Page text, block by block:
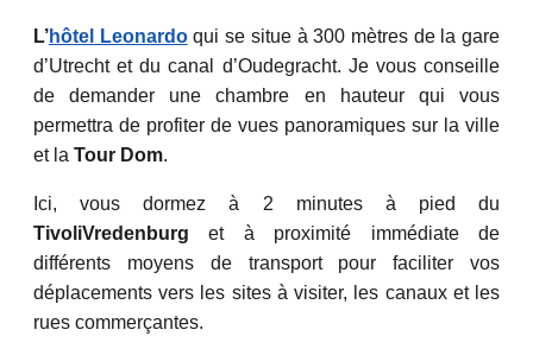
L’hôtel Leonardoqui se situe à 300 mètres de la gare
d’Utrecht et du canal d’Oudegracht. Je vous conseille
de demander une chambre en hauteur qui vous
permettra de profiter de vues panoramiques sur la ville
et la Tour Dom.
Ici, vous dormez à 2 minutes à pied du
TivoliVredenburg et à proximité immédiate de
différents moyens de transport pour faciliter vos
déplacements vers les sites à visiter, les canaux et les
rues commerçantes.